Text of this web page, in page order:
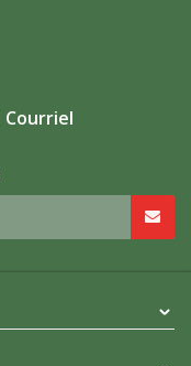
Courriel